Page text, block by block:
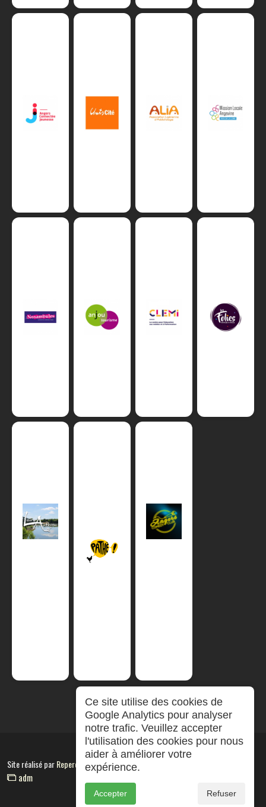
Site réalisé parRepereCom
adm
Ce site utilise des cookies de
Google Analytics pour analyser
notre trafic. Veuillez accepter
l'utilisation des cookies pour nous
aider à améliorer votre
expérience.
Accepter Refuser